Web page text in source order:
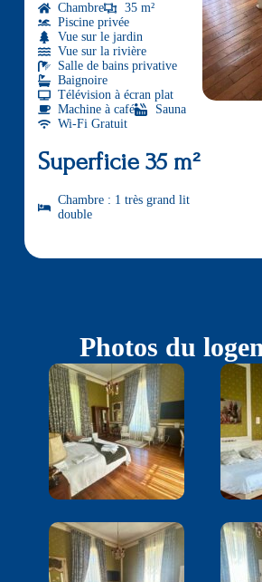
Chambre
35 m²
Piscine privée
Vue sur le jardin
Vue sur la rivière
Salle de bains privative
Baignoire
Télévision à écran plat
Machine à café
Sauna
Wi-Fi Gratuit
Superficie 35 m²
Chambre : 1 très grand lit
double
Photos du